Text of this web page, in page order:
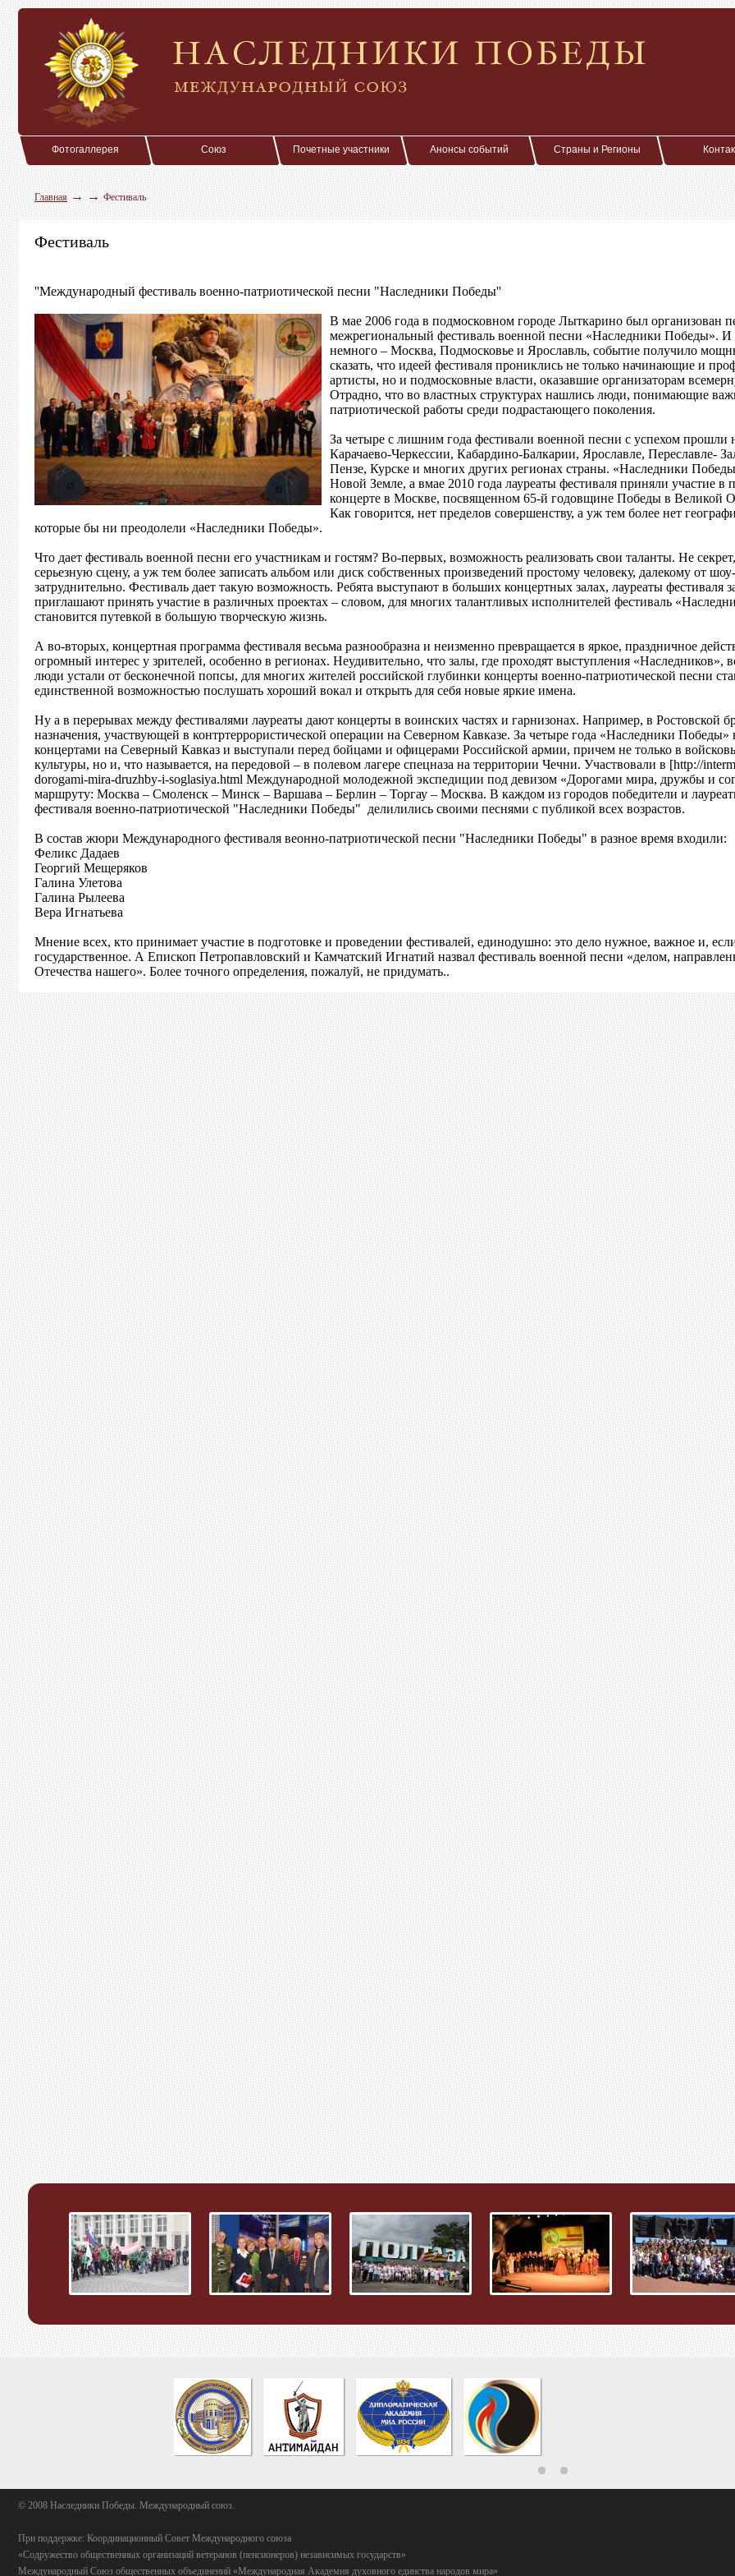
Фотогаллерея Союз Почетные участники Анонсы событий Страны и Регионы
Главная→→Фестиваль
Фестиваль
''Международный фестиваль военно-патриотической песни "Наследники Победы''
В мае 2006 года в подмосковном городе Лыткарино был организован
межрегиональный фестиваль военной песни «Наследники Победы». И
немного – Москва, Подмосковье и Ярославль, событие получило
сказать, что идеей фестиваля прониклись не только начинающие и
артисты, но и подмосковные власти, оказавшие организаторам
Отрадно, что во властных структурах нашлись люди, понимающие
патриотической работы среди подрастающего поколения.
За четыре с лишним года фестивали военной песни с успехом прошли
Карачаево-Черкессии, Кабардино-Балкарии, Ярославле, Переславле-
Пензе, Курске и многих других регионах страны. «Наследники
Новой Земле, а вмае 2010 года лауреаты фестиваля приняли участие в
концерте в Москве, посвященном 65-й годовщине Победы в Великой
Как говорится, нет пределов совершенству, а уж тем более нет
которые бы ни преодолели «Наследники Победы».
Что дает фестиваль военной песни его участникам и гостям? Во-первых, возможность реализовать свои таланты. Не
серьезную сцену, а уж тем более записать альбом или диск собственных произведений простому человеку, далекому от
затруднительно. Фестиваль дает такую возможность. Ребята выступают в больших концертных залах, лауреаты фестиваля
приглашают принять участие в различных проектах – словом, для многих талантливых исполнителей фестиваль
становится путевкой в большую творческую жизнь.
А во-вторых, концертная программа фестиваля весьма разнообразна и неизменно превращается в яркое, праздничное
огромный интерес у зрителей, особенно в регионах. Неудивительно, что залы, где проходят выступления «Наследников»,
люди устали от бесконечной попсы, для многих жителей российской глубинки концерты военно-патриотической песни
единственной возможностью послушать хороший вокал и открыть для себя новые яркие имена.
Ну а в перерывах между фестивалями лауреаты дают концерты в воинских частях и гарнизонах. Например, в Ростовской
назначения, участвующей в контртеррористической операции на Северном Кавказе. За четыре года «Наследники Победы»
концертами на Северный Кавказ и выступали перед бойцами и офицерами Российской армии, причем не только в
культуры, но и, что называется, на передовой – в полевом лагере спецназа на территории Чечни. Участвовали в [http://
dorogami-mira-druzhby-i-soglasiya.html Международной молодежной экспедиции под девизом «Дорогами мира, дружбы и
маршруту: Москва – Смоленск – Минск – Варшава – Берлин – Торгау – Москва. В каждом из городов победители и
фестиваля военно-патриотической "Наследники Победы" делилились своими песнями с публикой всех возрастов.
В состав жюри Международного фестиваля веонно-патриотической песни "Наследники Победы" в разное время входили:
Феликс Дадаев
Георгий Мещеряков
Галина Улетова
Галина Рылеева
Вера Игнатьева
Мнение всех, кто принимает участие в подготовке и проведении фестивалей, единодушно: это дело нужное, важное и,
государственное. А Епископ Петропавловский и Камчатский Игнатий назвал фестиваль военной песни «делом,
Отечества нашего». Более точного определения, пожалуй, не придумать..
© 2008 Наследники Победы. Международный союз.
При поддержке: Координационный Совет Международного союза
«Содружество общественных организаций ветеранов (пенсионеров) независимых государств»
Международный Союз общественных объединений «Международная Академия духовного единства народов мира»